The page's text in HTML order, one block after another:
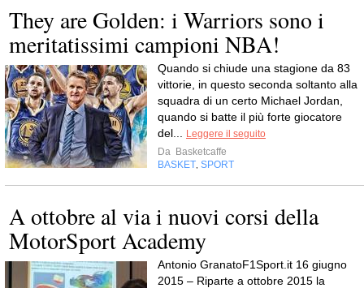
They are Golden: i Warriors sono i
meritatissimi campioni NBA!
Quando si chiude una stagione da 83
vittorie, in questo seconda soltanto alla
squadra di un certo Michael Jordan,
quando si batte il più forte giocatore
del...
Leggere il seguito
Da Basketcaffe
BASKET SPORT
A ottobre al via i nuovi corsi della
MotorSport Academy
Antonio GranatoF1Sport.it 16 giugno
2015 – Riparte a ottobre 2015 la